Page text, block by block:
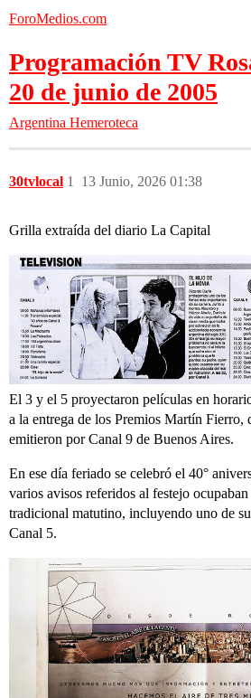
ForoMedios.com
Programación TV
20 de junio de 2005
Argentina Hemeroteca
30tvlocal 13 Junio, 2026 01:38
1
Grilla extraída del diario La Capital
El 3 y el 5 proyectaron películas en
a la entrega de los Premios Martín Fierro,
emitieron por Canal 9 de Buenos Aires.
En ese día feriado se celebró el 40°
varios avisos referidos al festejo
tradicional matutino, incluyendo uno de
Canal 5.